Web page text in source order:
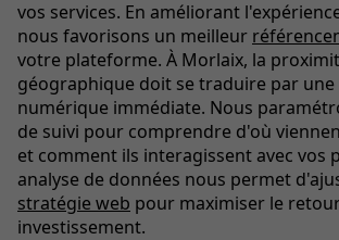
vos services. En améliorant
nous favorisons un meilleur
votre plateforme. À Morlaix, la
géographique doit se traduire par une
numérique immédiate. Nous
de suivi pour comprendre d'où
et comment ils interagissent avec vos
analyse de données nous permet
stratégie web pour maximiser le
investissement.